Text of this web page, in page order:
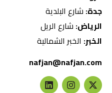
جدة: شارع البلدية
الرياض: شارع الريل
الخبر: الخبر الشمالية
nafjan@nafjan.com